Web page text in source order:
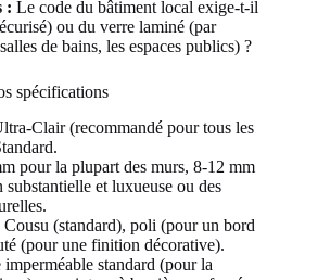
: Le code du bâtiment local exige-t-il
ou du verre laminé (par
de bains, les espaces publics) ?
spécifications
Clair (recommandé pour tous les
pour la plupart des murs, 8-12 mm
substantielle et luxueuse ou des
Cousu (standard), poli (pour un bord
(pour une finition décorative).
imperméable standard (pour la